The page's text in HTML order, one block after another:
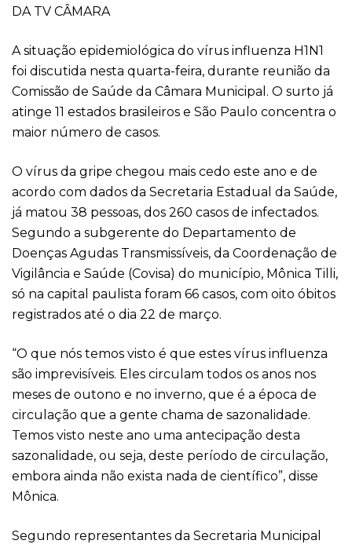
DA TV CÂMARA
A situação epidemiológica do vírus influenza H1N1
foi discutida nesta quarta-feira, durante reunião da
Comissão de Saúde da Câmara Municipal. O surto já
atinge 11 estados brasileiros e São Paulo concentra o
maior número de casos.
O vírus da gripe chegou mais cedo este ano e de
acordo com dados da Secretaria Estadual da Saúde,
já matou 38 pessoas, dos 260 casos de infectados.
Segundo a subgerente do Departamento de
Doenças Agudas Transmissíveis, da Coordenação de
Vigilância e Saúde (Covisa) do município, Mônica Tilli,
só na capital paulista foram 66 casos, com oito óbitos
registrados até o dia 22 de março.
“O que nós temos visto é que estes vírus influenza
são imprevisíveis. Eles circulam todos os anos nos
meses de outono e no inverno, que é a época de
circulação que a gente chama de sazonalidade.
Temos visto neste ano uma antecipação desta
sazonalidade, ou seja, deste período de circulação,
embora ainda não exista nada de científico”, disse
Mônica.
Segundo representantes da Secretaria Municipal